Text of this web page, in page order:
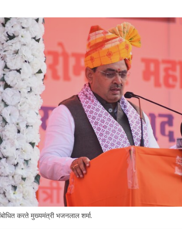
करते मुख्यमंत्री भजनलाल शर्मा.